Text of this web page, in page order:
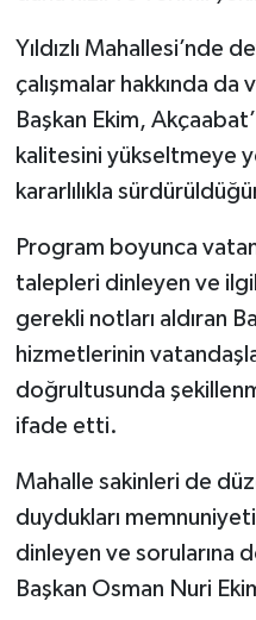
Yıldızlı Mahallesi’nde
çalışmalar hakkında
Başkan Ekim,
kalitesini yükseltmeye
kararlılıkla
Program boyunca
talepleri dinleyen ve
gerekli notları aldıran
hizmetlerinin
doğrultusunda
ifade etti.
Mahalle sakinleri de
duydukları
dinleyen ve sorularına
Başkan Osman Nuri